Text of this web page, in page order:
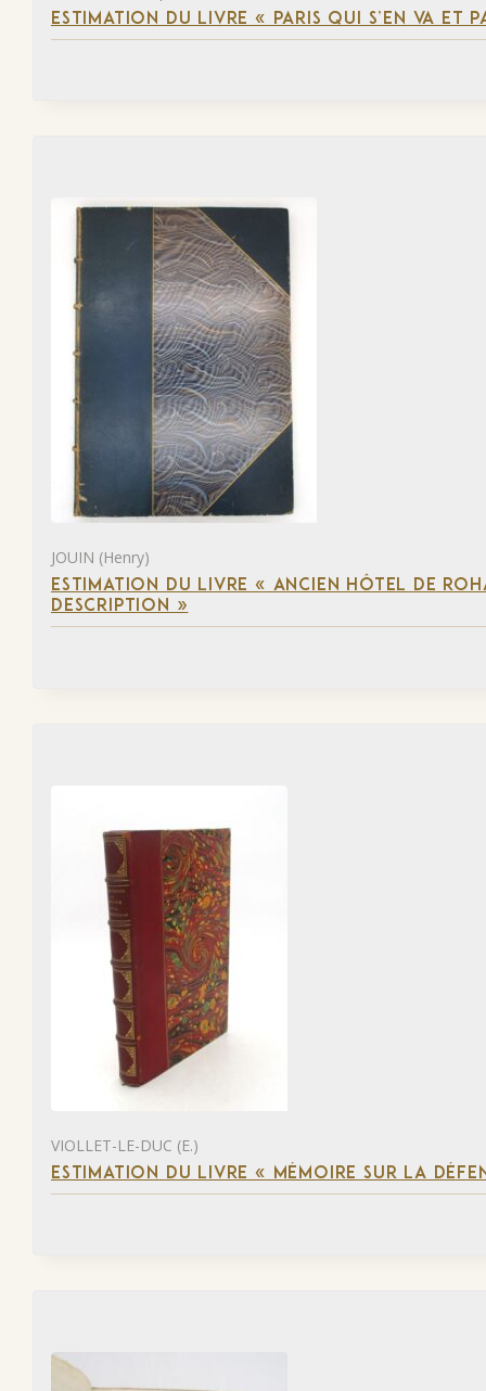
ESTIMATION DU LIVRE « PARIS QUI S’EN VA ET
JOUIN (Henry)
ESTIMATION DU LIVRE « ANCIEN HÔTEL DE
DESCRIPTION »
VIOLLET-LE-DUC (E.)
ESTIMATION DU LIVRE « MÉMOIRE SUR LA